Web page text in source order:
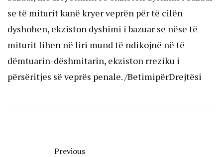
se të miturit kanë kryer veprën për të cilën
dyshohen, ekziston dyshimi i bazuar se nëse të
miturit lihen në liri mund të ndikojnë në të
dëmtuarin-dëshmitarin, ekziston rreziku i
përsëritjes së veprës penale. /BetimipërDrejtësi
Previous